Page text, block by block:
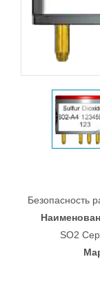
Безопасность
SO2